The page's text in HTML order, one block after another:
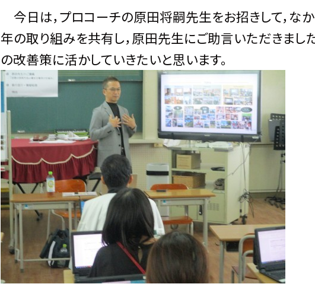
今日は，プロコーチの原田将嗣先生をお招きして，な
年の取り組みを共有し，原田先生にご助言いただきまし
の改善策に活かしていきたいと思います。